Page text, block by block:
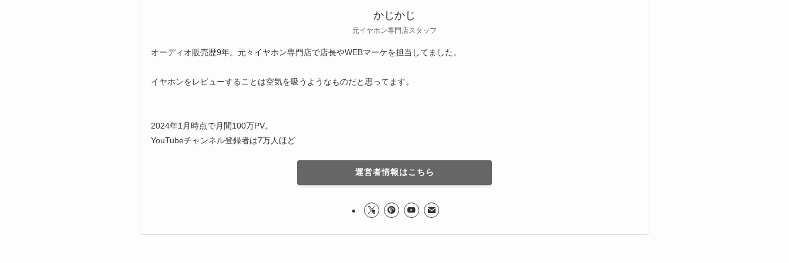
かじかじ
元イヤホン専門店スタッフ
オーディオ販売歴9年。元々イヤホン専門店で店長やWEBマーケを担当してました。
イヤホンをレビューすることは空気を吸うようなものだと思ってます。
2024年1月時点で月間100万PV。
YouTubeチャンネル登録者は7万人ほど
運営者情報はこちら